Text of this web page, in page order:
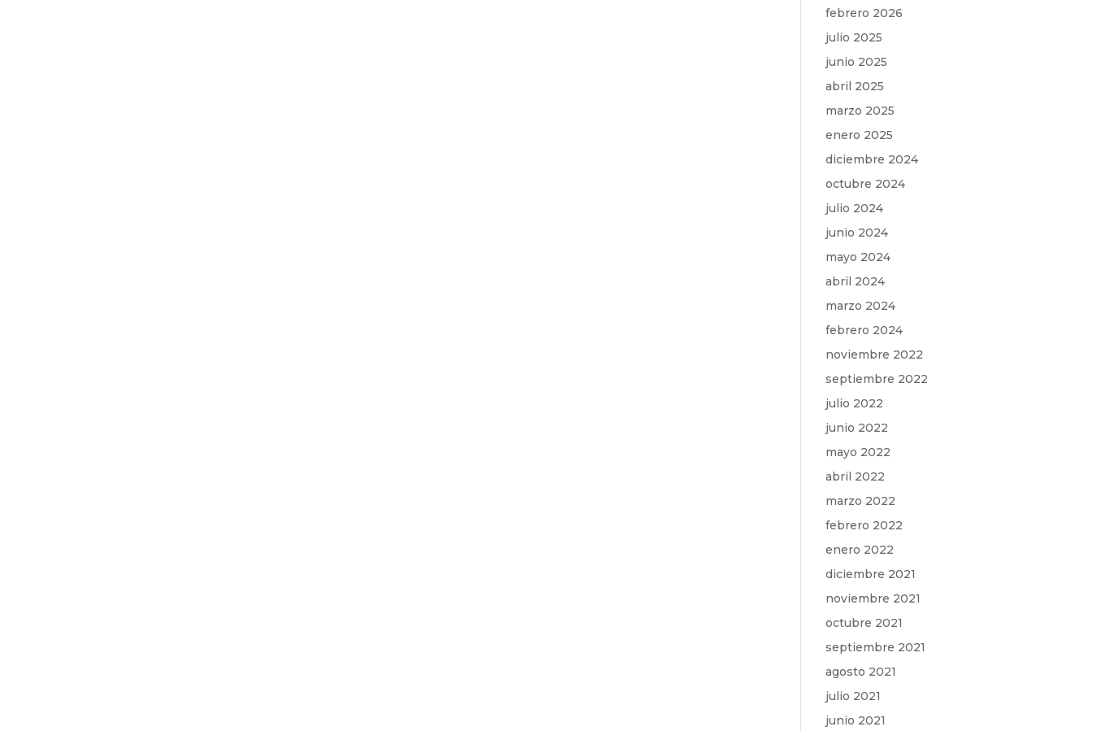
febrero 2026
julio 2025
junio 2025
abril 2025
marzo 2025
enero 2025
diciembre 2024
octubre 2024
julio 2024
junio 2024
mayo 2024
abril 2024
marzo 2024
febrero 2024
noviembre 2022
septiembre 2022
julio 2022
junio 2022
mayo 2022
abril 2022
marzo 2022
febrero 2022
enero 2022
diciembre 2021
noviembre 2021
octubre 2021
septiembre 2021
agosto 2021
julio 2021
junio 2021